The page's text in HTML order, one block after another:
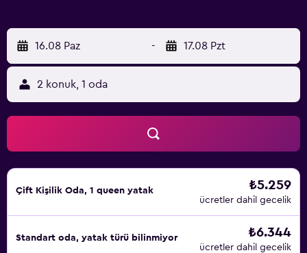
16.08 Paz - 17.08 Pzt
2 konuk, 1 oda
Çift ​Kişilik Oda, 1 queen yatak ₺5.259
ücretler dahil gecelik
Standart oda, yatak türü bilinmiyor ₺6.344
ücretler dahil gecelik